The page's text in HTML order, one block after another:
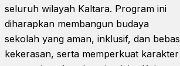
seluruh wilayah Kaltara. Program ini
diharapkan membangun budaya
sekolah yang aman, inklusif, dan bebas
kekerasan, serta memperkuat karakter